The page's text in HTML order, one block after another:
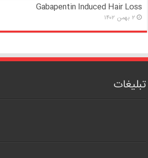
Gabapentin Induced Hair Loss
۲ بهمن ۱۴۰۲
تبلیغات